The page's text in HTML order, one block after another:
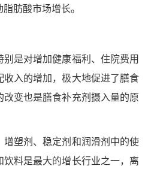
肪酸市场增长。
是对增加健康福利、住院费用
入的增加，极大地促进了膳食
变也是膳食补充剂摄入量的原
塑剂、稳定剂和润滑剂中的使
料是最大的增长行业之一，离